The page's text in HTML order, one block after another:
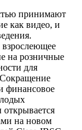
принимают
как видео, и
взрослеющее
на розничные
для
финансовое
на новом